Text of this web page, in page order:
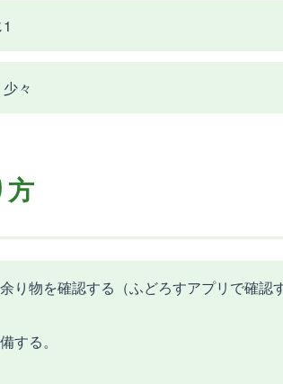
々
方
り物を確認する（ふどろすアプリで確認
する。